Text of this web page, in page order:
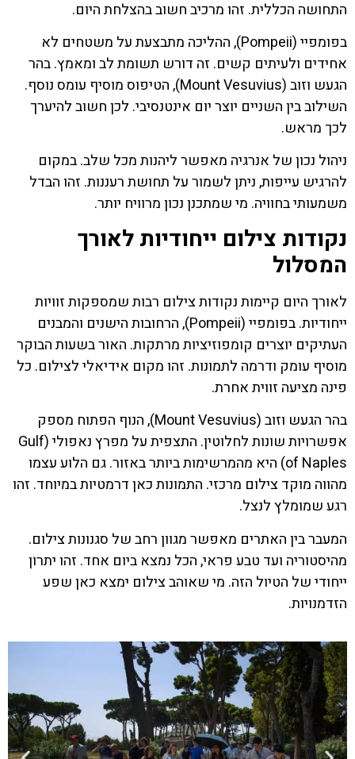
התחושה הכללית. זהו מרכיב חשוב בהצלחת היום.
בפומפיי (Pompeii), ההליכה מתבצעת על משטחים לא
אחידים ולעיתים קשים. זה דורש תשומת לב ומאמץ. בהר
הגעש וזוב (Mount Vesuvius), הטיפוס מוסיף עומס נוסף.
השילוב בין השניים יוצר יום אינטנסיבי. לכן חשוב להיערך
לכך מראש.
ניהול נכון של אנרגיה מאפשר ליהנות מכל שלב. במקום
להרגיש עייפות, ניתן לשמור על תחושת רעננות. זהו הבדל
משמעותי בחוויה. מי שמתכנן נכון מרוויח יותר.
נקודות צילום ייחודיות לאורך
המסלול
לאורך היום קיימות נקודות צילום רבות שמספקות זוויות
ייחודיות. בפומפיי (Pompeii), הרחובות הישנים והמבנים
העתיקים יוצרים קומפוזיציות מרתקות. האור בשעות הבוקר
מוסיף עומק ודרמה לתמונות. זהו מקום אידיאלי לצילום. כל
פינה מציעה זווית אחרת.
בהר הגעש וזוב (Mount Vesuvius), הנוף הפתוח מספק
אפשרויות שונות לחלוטין. התצפית על מפרץ נאפולי (Gulf
of Naples) היא מהמרשימות ביותר באזור. גם הלוע עצמו
מהווה מוקד צילום מרכזי. התמונות כאן דרמטיות במיוחד. זהו
רגע שמומלץ לנצל.
המעבר בין האתרים מאפשר מגוון רחב של סגנונות צילום.
מהיסטוריה ועד טבע פראי, הכל נמצא ביום אחד. זהו יתרון
ייחודי של הטיול הזה. מי שאוהב צילום ימצא כאן שפע
הזדמנויות.